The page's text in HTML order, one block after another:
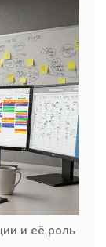
и её роль